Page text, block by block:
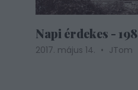
Napi érdekes - 198
2017. május 14. JTom